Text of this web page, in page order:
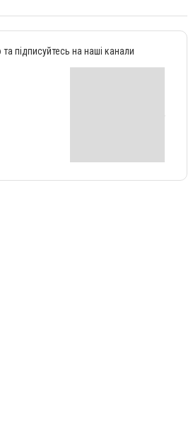
підписуйтесь на наші канали